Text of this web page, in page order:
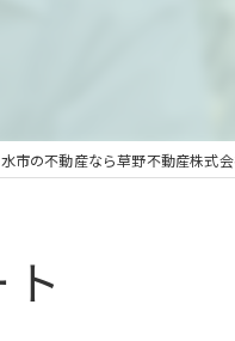
市の不動産なら草野不動産株式